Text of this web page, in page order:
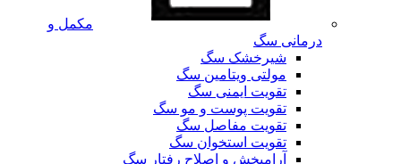
مکمل و
درمانی سگ
شیرخشک سگ
مولتی ویتامین سگ
تقویت ایمنی سگ
تقویت پوست و مو سگ
تقویت مفاصل سگ
تقویت استخوان سگ
آرامبخش و اصلاح رفتار سگ